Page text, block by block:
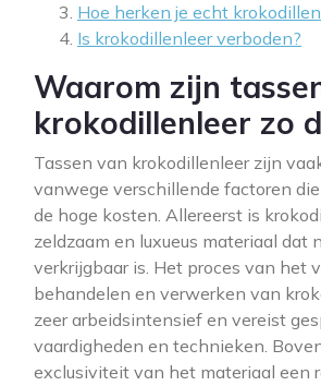
Hoe herken je echt
Is krokodillenleer verboden?
Waarom zijn
krokodillenleer zo
Tassen van krokodillenleer zijn
vanwege verschillende factoren
de hoge kosten. Allereerst is
zeldzaam en luxueus materiaal dat
verkrijgbaar is. Het proces van het
behandelen en verwerken van
zeer arbeidsintensief en vereist
vaardigheden en technieken.
exclusiviteit van het materiaal een